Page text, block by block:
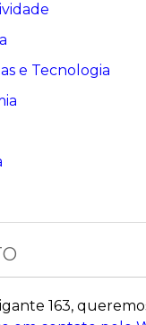
e Tecnologia
163,